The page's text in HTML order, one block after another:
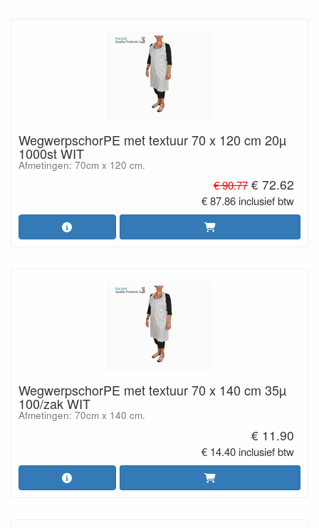
WegwerpschorPE met textuur 70 x 120 cm 20µ
1000st WIT
Afmetingen: 70cm x 120 cm.
€ 90.77 € 72.62
€ 87.86 inclusief btw
WegwerpschorPE met textuur 70 x 140 cm 35µ
100/zak WIT
Afmetingen: 70cm x 140 cm.
€ 11.90
€ 14.40 inclusief btw